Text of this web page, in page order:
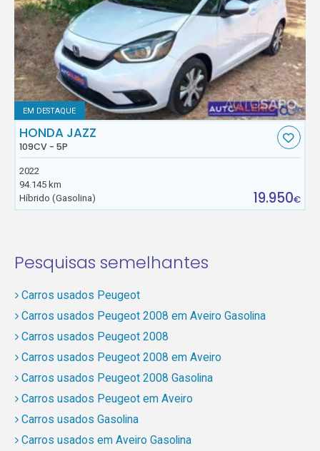
EM DESTAQUE
HONDA JAZZ
109CV - 5P
2022
94.145 km
Híbrido (Gasolina)
19.950€
Pesquisas semelhantes
Carros usados Peugeot
Carros usados Peugeot 2008 em Aveiro Gasolina
Carros usados Peugeot 2008
Carros usados Peugeot 2008 em Aveiro
Carros usados Peugeot 2008 Gasolina
Carros usados Peugeot em Aveiro
Carros usados Gasolina
Carros usados em Aveiro Gasolina